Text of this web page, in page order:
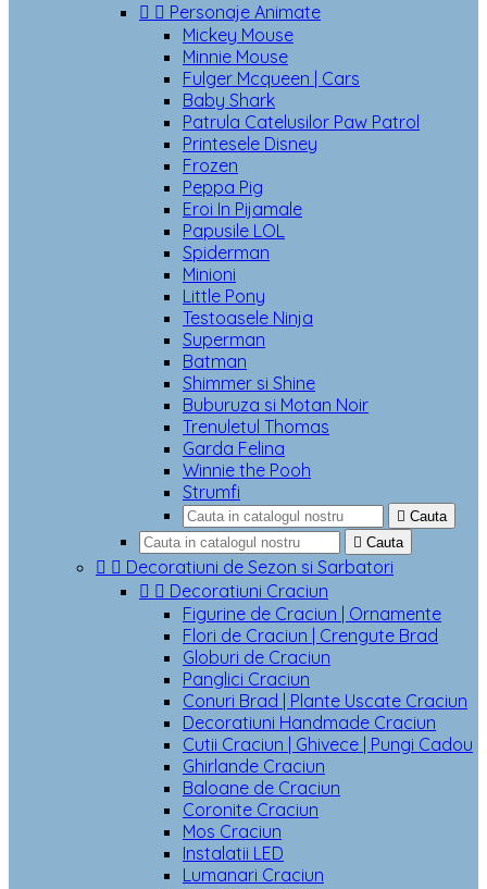
  Personaje Animate
Mickey Mouse
Minnie Mouse
Fulger Mcqueen | Cars
Baby Shark
Patrula Catelusilor Paw Patrol
Printesele Disney
Frozen
Peppa Pig
Eroi In Pijamale
Papusile LOL
Spiderman
Minioni
Little Pony
Testoasele Ninja
Superman
Batman
Shimmer si Shine
Buburuza si Motan Noir
Trenuletul Thomas
Garda Felina
Winnie the Pooh
Strumfi
 Cauta
 Cauta
  Decoratiuni de Sezon si Sarbatori
  Decoratiuni Craciun
Figurine de Craciun | Ornamente
Flori de Craciun | Crengute Brad
Globuri de Craciun
Panglici Craciun
Conuri Brad | Plante Uscate Craciun
Decoratiuni Handmade Craciun
Cutii Craciun | Ghivece | Pungi Cadou
Ghirlande Craciun
Baloane de Craciun
Coronite Craciun
Mos Craciun
Instalatii LED
Lumanari Craciun